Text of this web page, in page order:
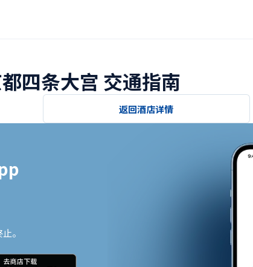
四条大宫 交通指南
返回酒店详情
。